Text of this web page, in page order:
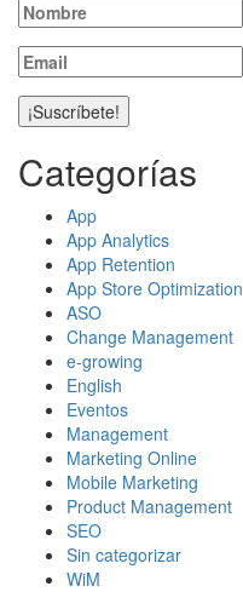
Categorías
App
App Analytics
App Retention
App Store Optimization
ASO
Change Management
e-growing
English
Eventos
Management
Marketing Online
Mobile Marketing
Product Management
SEO
Sin categorizar
WiM